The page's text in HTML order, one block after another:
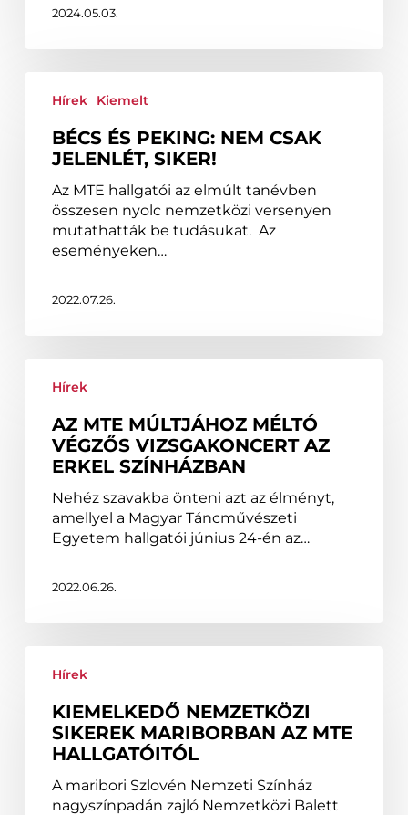
2024.05.03.
Nem
csak
jelenlét,
siker!
Hírek Kiemelt
BÉCS ÉS PEKING: NEM CSAK
JELENLÉT, SIKER!
Az MTE hallgatói az elmúlt tanévben
összesen nyolc nemzetközi versenyen
mutathatták be tudásukat. Az
eseményeken…
2022.07.26.
MTE
méltó
végzős
vizsgakoncert
Erkel
Színházban
Hírek
AZ MTE MÚLTJÁHOZ MÉLTÓ
VÉGZŐS VIZSGAKONCERT AZ
ERKEL SZÍNHÁZBAN
Nehéz szavakba önteni azt az élményt,
amellyel a Magyar Táncművészeti
Egyetem hallgatói június 24-én az…
2022.06.26.
nemzetközi
Mariborban
hallgatóitól
Hírek
KIEMELKEDŐ NEMZETKÖZI
SIKEREK MARIBORBAN AZ MTE
HALLGATÓITÓL
A maribori Szlovén Nemzeti Színház
nagyszínpadán zajló Nemzetközi Balett